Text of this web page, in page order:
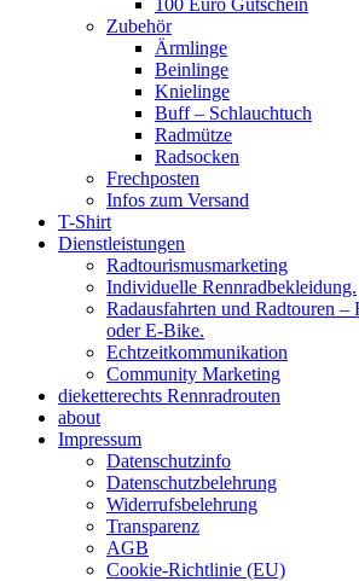
100 Euro Gutschein
Zubehör
Ärmlinge
Beinlinge
Knielinge
Buff – Schlauchtuch
Radmütze
Radsocken
Frechposten
Infos zum Versand
T-Shirt
Dienstleistungen
Radtourismusmarketing
Individuelle Rennradbekleidung.
Radausfahrten und Radtouren –
oder E-Bike.
Echtzeitkommunikation
Community Marketing
dieketterechts Rennradrouten
about
Impressum
Datenschutzinfo
Datenschutzbelehrung
Widerrufsbelehrung
Transparenz
AGB
Cookie-Richtlinie (EU)